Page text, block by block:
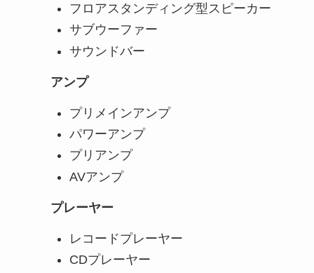
フロアスタンディング型スピーカー
サブウーファー
サウンドバー
アンプ
プリメインアンプ
パワーアンプ
プリアンプ
AVアンプ
プレーヤー
レコードプレーヤー
CDプレーヤー